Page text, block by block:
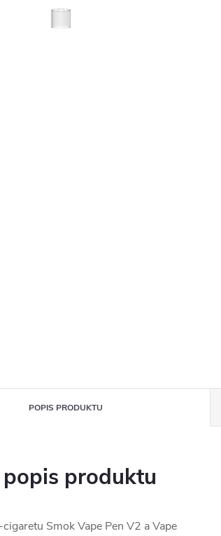
POPIS PRODUKTU
produktu
Smok Vape Pen V2 a Vape